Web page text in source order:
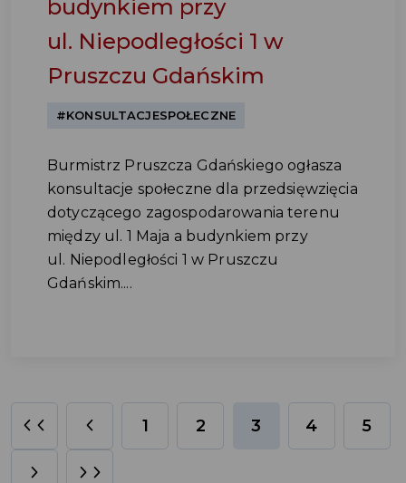
budynkiem przy
ul. Niepodległości 1 w
Pruszczu Gdańskim
#KONSULTACJESPOŁECZNE
Burmistrz Pruszcza Gdańskiego ogłasza
konsultacje społeczne dla przedsięwzięcia
dotyczącego zagospodarowania terenu
między ul. 1 Maja a budynkiem przy
ul. Niepodległości 1 w Pruszczu
Gdańskim....
1 2 3 4 5